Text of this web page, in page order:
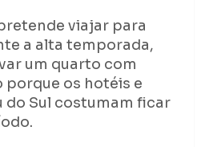
viajar para
a alta temporada,
um quarto com
porque os hotéis e
do Sul costumam ficar